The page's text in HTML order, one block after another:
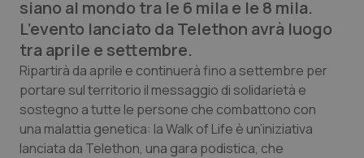
QS Pro
Professionisti Sanitari.AI
Abruzzo
Basilicata
QS Pro Gold
Artrite & artrosi
QS Club Newsletter
siano al mondo tra le 6 mila e le 8 mila.
L’evento lanciato da Telethon avrà luogo
tra aprile e settembre.
Ripartirà da aprile e continuerà fino a settembre per
portare sul territorio il messaggio di solidarietà e
sostegno a tutte le persone che combattono con
una malattia genetica: la Walk of Life è un’iniziativa
lanciata da Telethon, una gara podistica, che